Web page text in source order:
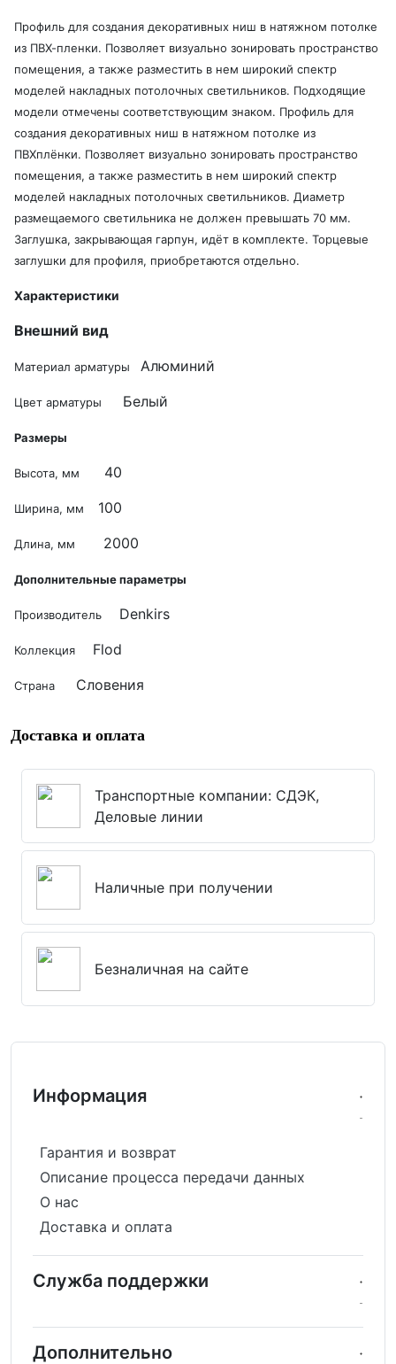
Профиль для создания декоративных ниш в натяжном потолке
из ПВХ-пленки. Позволяет визуально зонировать пространство
помещения, а также разместить в нем широкий спектр
моделей накладных потолочных светильников. Подходящие
модели отмечены соответствующим знаком. Профиль для
создания декоративных ниш в натяжном потолке из
ПВХплёнки. Позволяет визуально зонировать пространство
помещения, а также разместить в нем широкий спектр
моделей накладных потолочных светильников. Диаметр
размещаемого светильника не должен превышать 70 мм.
Заглушка, закрывающая гарпун, идёт в комплекте. Торцевые
заглушки для профиля, приобретаются отдельно.
Характеристики
Внешний вид
Материал арматуры Алюминий
Цвет арматуры Белый
Размеры
Высота, мм 40
Ширина, мм 100
Длина, мм 2000
Дополнительные параметры
Производитель Denkirs
Коллекция Flod
Страна Словения
Доставка и оплата
Транспортные компании: СДЭК,
Деловые линии
Наличные при получении
Безналичная на сайте
Информация
Гарантия и возврат
Описание процесса передачи данных
О нас
Доставка и оплата
Служба поддержки
Дополнительно